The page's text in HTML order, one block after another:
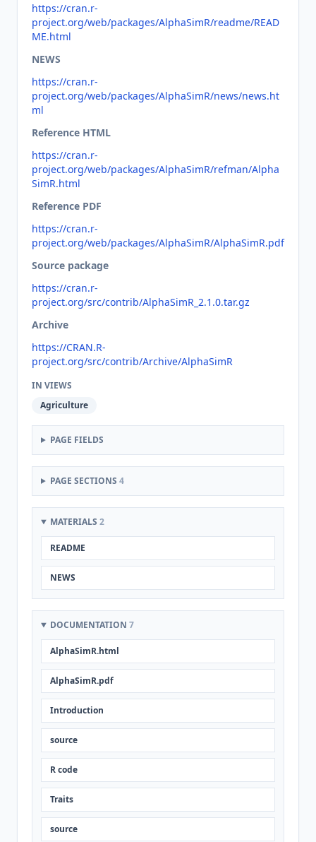
https://cran.r-
project.org/web/packages/AlphaSimR/readme/READ
ME.html
NEWS
https://cran.r-
project.org/web/packages/AlphaSimR/news/news.ht
ml
Reference HTML
https://cran.r-
project.org/web/packages/AlphaSimR/refman/Alpha
SimR.html
Reference PDF
https://cran.r-
project.org/web/packages/AlphaSimR/AlphaSimR.pdf
Source package
https://cran.r-
project.org/src/contrib/AlphaSimR_2.1.0.tar.gz
Archive
https://CRAN.R-
project.org/src/contrib/Archive/AlphaSimR
IN VIEWS
Agriculture
PAGE FIELDS
PAGE SECTIONS 4
MATERIALS 2
README
NEWS
DOCUMENTATION 7
AlphaSimR.html
AlphaSimR.pdf
Introduction
source
R code
Traits
source